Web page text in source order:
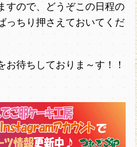
すので、どうぞこの日程の
っちり押さえておいてくだ
お待ちしておりま～す！！